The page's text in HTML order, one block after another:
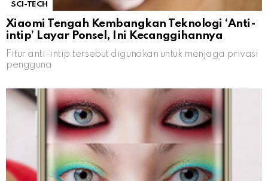
SCI-TECH
Xiaomi Tengah Kembangkan Teknologi ‘Anti-
intip’ Layar Ponsel, Ini Kecanggihannya
Fitur anti-intip tersebut digunakan untuk menjaga privasi
pengguna